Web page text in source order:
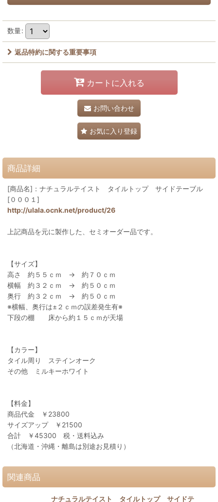
数量:
返品特約に関する重要事項
カートに入れる
お問い合わせ
お気に入り登録
商品詳細
[商品名]：ナチュラルテイスト タイルトップ サイドテーブル
[０００１]
http://ulala.ocnk.net/product/26
上記商品を元に製作した、セミオーダー品です。
【サイズ】
高さ 約５５ｃｍ → 約７０ｃｍ
横幅 約３２ｃｍ → 約５０ｃｍ
奥行 約３２ｃｍ → 約５０ｃｍ
※横幅、奥行は±２ｃｍの誤差発生有※
下段の棚 床から約１５ｃｍが天場
【カラー】
タイル周り ステインオーク
その他 ミルキーホワイト
【料金】
商品代金 ￥23800
サイズアップ ￥21500
合計 ￥45300 税・送料込み
（北海道・沖縄・離島は別途お見積り）
関連商品
ナチュラルテイスト タイルトップ サイドテ